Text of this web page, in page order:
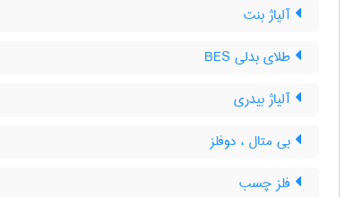
آلیاژ بنت
طلای بدلی BES
آلیاژ بیدری
بی متال ، دوفلز
فلز چسب